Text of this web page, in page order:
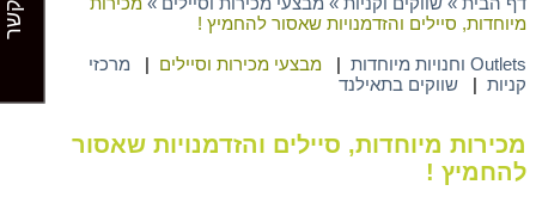
מיוחדות, סיילים והזדמנויות שאסור להחמיץ !
Outlets וחנויות מיוחדות
| מבצעי מכירות וסיילים | מרכזי
קניות | שווקים בתאילנד
מכירות מיוחדות, סיילים והזדמנויות שאסור
להחמיץ !